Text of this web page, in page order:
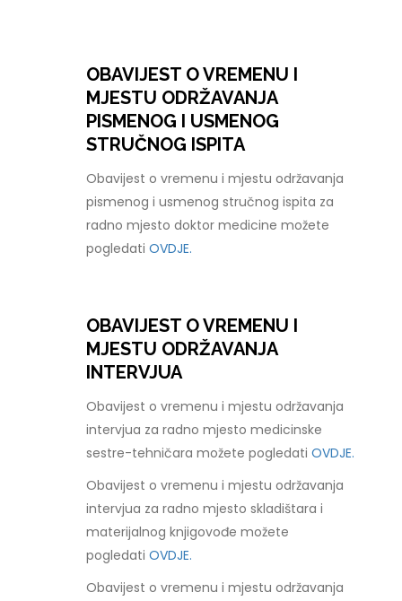
OBAVIJEST O VREMENU I
MJESTU ODRŽAVANJA
PISMENOG I USMENOG
STRUČNOG ISPITA
Obavijest o vremenu i mjestu održavanja
pismenog i usmenog stručnog ispita za
radno mjesto doktor medicine možete
pogledatiOVDJE.
OBAVIJEST O VREMENU I
MJESTU ODRŽAVANJA
INTERVJUA
Obavijest o vremenu i mjestu održavanja
intervjua za radno mjesto medicinske
sestre-tehničara možete pogledatiOVDJE.
Obavijest o vremenu i mjestu održavanja
intervjua za radno mjesto skladištara i
materijalnog knjigovođe možete
pogledatiOVDJE.
Obavijest o vremenu i mjestu održavanja